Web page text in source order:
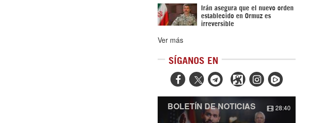
Irán asegura que el nuevo orden
establecido en Ormuz es
irreversible
Ver más
SÍGANOS EN
  
BOLETÍN DE NOTICIAS 28:40